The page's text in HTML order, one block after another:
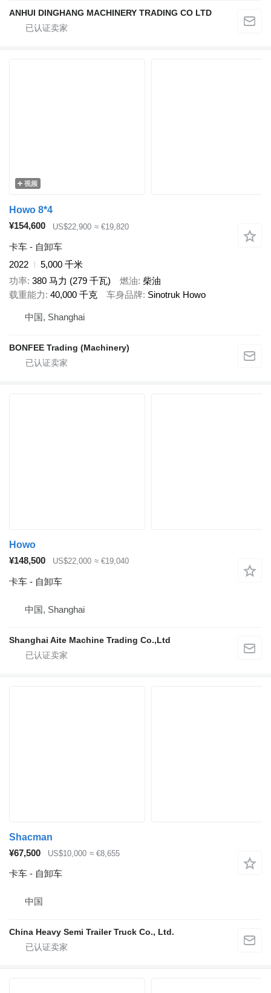
ANHUI DINGHANG MACHINERY TRADING CO LTD
视频
Howo 8*4
¥154,600
US$22,900 ≈ €19,820
卡车 - 自卸车
2022
5,000 千米
功率 380 马力 (279 千瓦) 燃油 柴油
载重能力 40,000 千克 车身品牌 Sinotruk Howo
中国, Shanghai
BONFEE Trading (Machinery)
Howo
¥148,500
US$22,000 ≈ €19,040
卡车 - 自卸车
中国, Shanghai
Shanghai Aite Machine Trading Co.,Ltd
Shacman
¥67,500
US$10,000 ≈ €8,655
卡车 - 自卸车
中国
China Heavy Semi Trailer Truck Co., Ltd.